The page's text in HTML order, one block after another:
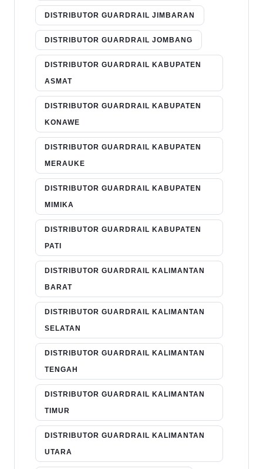
DISTRIBUTOR GUARDRAIL JIMBARAN
DISTRIBUTOR GUARDRAIL JOMBANG
DISTRIBUTOR GUARDRAIL KABUPATEN
ASMAT
DISTRIBUTOR GUARDRAIL KABUPATEN
KONAWE
DISTRIBUTOR GUARDRAIL KABUPATEN
MERAUKE
DISTRIBUTOR GUARDRAIL KABUPATEN
MIMIKA
DISTRIBUTOR GUARDRAIL KABUPATEN
PATI
DISTRIBUTOR GUARDRAIL KALIMANTAN
BARAT
DISTRIBUTOR GUARDRAIL KALIMANTAN
SELATAN
DISTRIBUTOR GUARDRAIL KALIMANTAN
TENGAH
DISTRIBUTOR GUARDRAIL KALIMANTAN
TIMUR
DISTRIBUTOR GUARDRAIL KALIMANTAN
UTARA